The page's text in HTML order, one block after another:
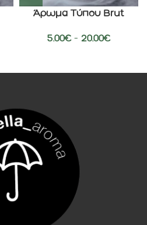
Άρωμα Τύπου Brut
5.00€ – 20.00€